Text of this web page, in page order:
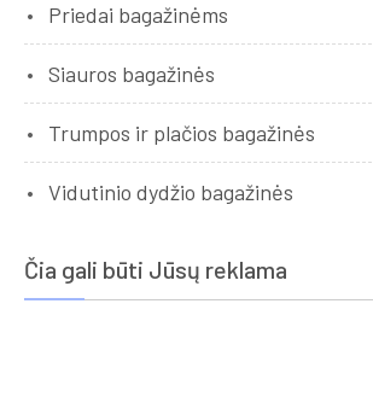
Priedai bagažinėms
Siauros bagažinės
Trumpos ir plačios bagažinės
Vidutinio dydžio bagažinės
Čia gali būti Jūsų reklama